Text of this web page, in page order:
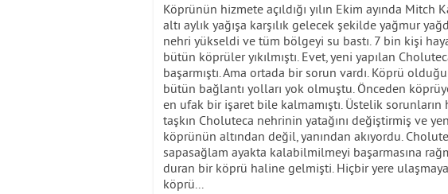
Köprünün hizmete açıldığı yılın Ekim ayında Mitch
altı aylık yağışa karşılık gelecek şekilde yağmur
nehri yükseldi ve tüm bölgeyi su bastı. 7 bin kişi
bütün köprüler yıkılmıştı. Evet, yeni yapılan
başarmıştı. Ama ortada bir sorun vardı. Köprü
bütün bağlantı yolları yok olmuştu. Önceden
en ufak bir işaret bile kalmamıştı. Üstelik
taşkın Choluteca nehrinin yatağını değiştirmiş ve
köprünün altından değil, yanından akıyordu.
sapasağlam ayakta kalabilmilmeyi başarmasına
duran bir köprü haline gelmişti. Hiçbir yere
köprü...